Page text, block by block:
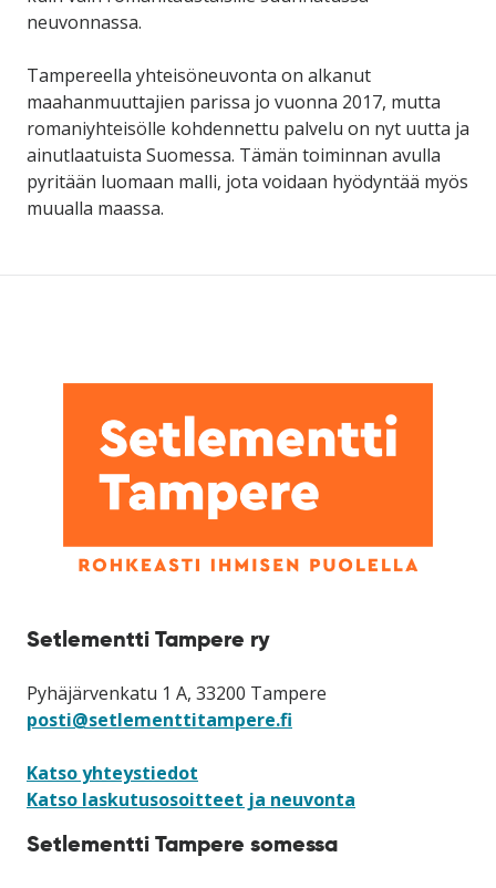
neuvonnassa.
Tampereella yhteisöneuvonta on alkanut
maahanmuuttajien parissa jo vuonna 2017, mutta
romaniyhteisölle kohdennettu palvelu on nyt uutta ja
ainutlaatuista Suomessa. Tämän toiminnan avulla
pyritään luomaan malli, jota voidaan hyödyntää myös
muualla maassa.
Setlementti Tampere ry
Pyhäjärvenkatu 1 A, 33200 Tampere
posti@setlementtitampere.fi
Katso yhteystiedot
Katso laskutusosoitteet ja neuvonta
Setlementti Tampere somessa